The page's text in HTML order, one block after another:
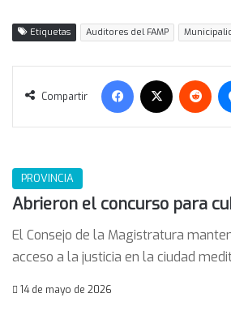
Etiquetas Auditores del FAMP
Compartir
Facebook